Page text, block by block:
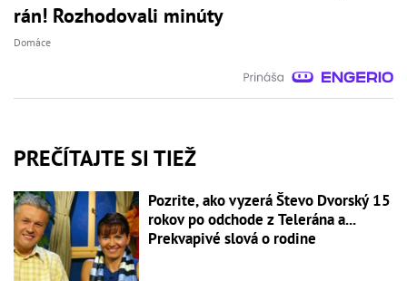
rán! Rozhodovali minúty
Domáce
PREČÍTAJTE SI TIEŽ
Pozrite, ako vyzerá Števo Dvorský 15
rokov po odchode z Telerána a...
Prekvapivé slová o rodine